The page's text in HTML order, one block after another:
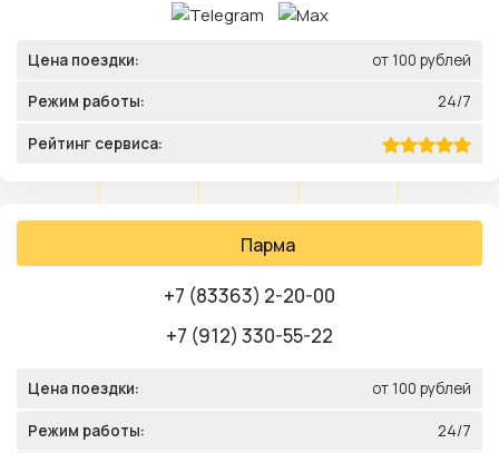
Цена поездки: от 100 рублей
Режим работы: 24/7
Рейтинг сервиса:
Парма
+7 (83363) 2-20-00
+7 (912) 330-55-22
Цена поездки: от 100 рублей
Режим работы: 24/7